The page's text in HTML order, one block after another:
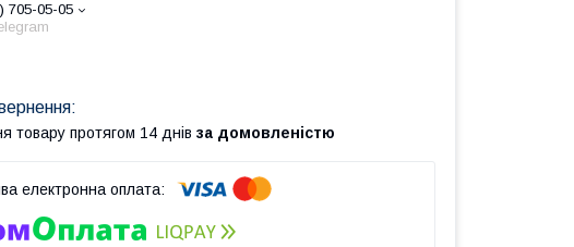
705-05-05
товару протягом 14 днів за домовленістю